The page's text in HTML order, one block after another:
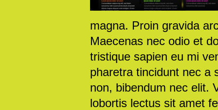
magna. Proin gravida
Maecenas nec odio et
tristique sapien eu mi
pharetra tincidunt nec a
non, bibendum nec elit.
lobortis lectus sit amet